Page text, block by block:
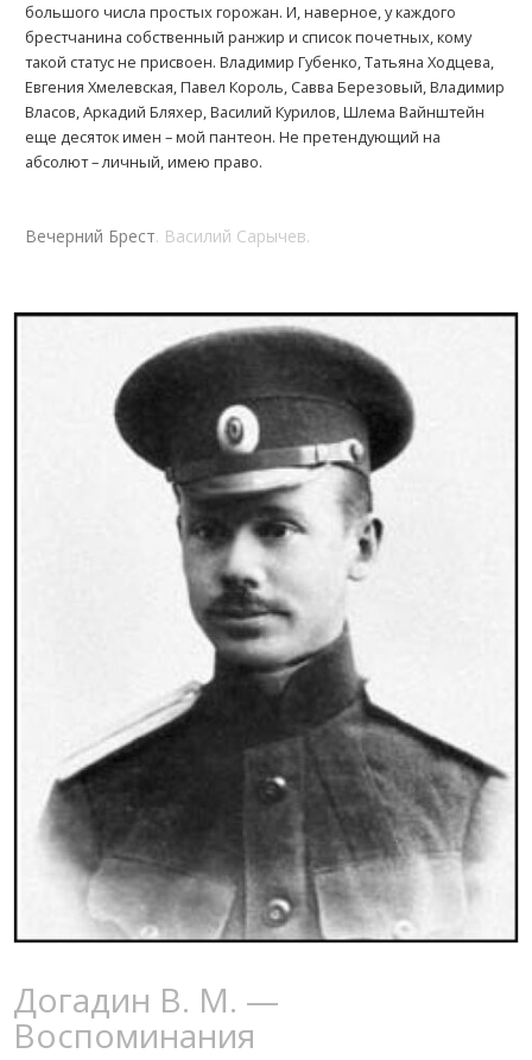
большого числа простых горожан. И, наверное, у каждого
брестчанина собственный ранжир и список почетных, кому
такой статус не присвоен. Владимир Губенко, Татьяна Ходцева,
Евгения Хмелевская, Павел Король, Савва Березовый, Владимир
Власов, Аркадий Бляхер, Василий Курилов, Шлема Вайнштейн
еще десяток имен – мой пантеон. Не претендующий на
абсолют – личный, имею право.
Вечерний Брест. Василий Сарычев.
Догадин В. М. —
Воспоминания